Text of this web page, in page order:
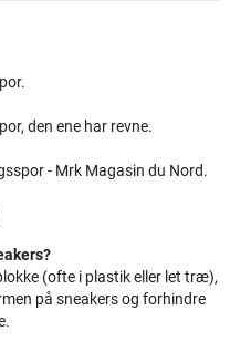
den ene har revne.
- Mrk Magasin du Nord.
(ofte i plastik eller let træ),
på sneakers og forhindre